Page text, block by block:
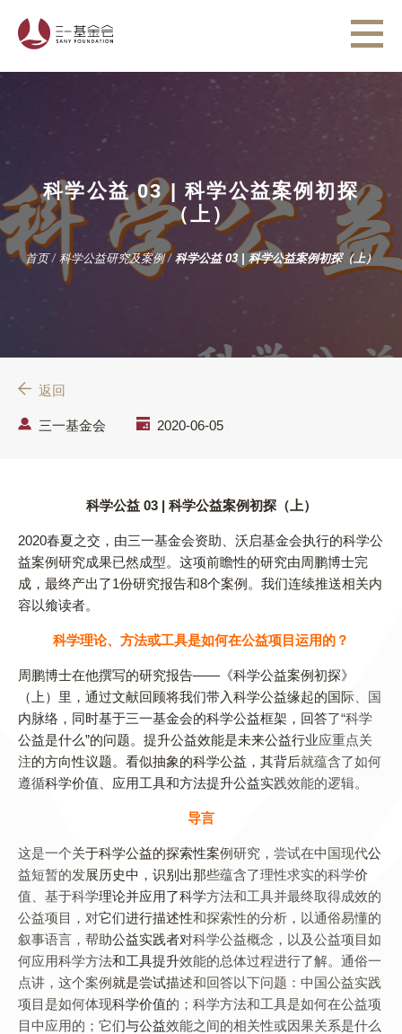
科学公益 03 | 科学公益案例初探
（上）
首页/ 科学公益研究及案例/科学公益 03 | 科学公益案例初探（上）
返回
三一基金会 2020-06-05
科学公益 03 | 科学公益案例初探（上）
2020春夏之交，由三一基金会资助、沃启基金会执行的科学公
益案例研究成果已然成型。这项前瞻性的研究由周鹏博士完
成，最终产出了1份研究报告和8个案例。我们连续推送相关内
容以飨读者。
科学理论、方法或工具是如何在公益项目运用的？
周鹏博士在他撰写的研究报告——《科学公益案例初探》
（上）里，通过文献回顾将我们带入科学公益缘起的国际、国
内脉络，同时基于三一基金会的科学公益框架，回答了“科学
公益是什么”的问题。提升公益效能是未来公益行业应重点关
注的方向性议题。看似抽象的科学公益，其背后就蕴含了如何
遵循科学价值、应用工具和方法提升公益实践效能的逻辑。
导言
这是一个关于科学公益的探索性案例研究，尝试在中国现代公
益短暂的发展历史中，识别出那些蕴含了理性求实的科学价
值、基于科学理论并应用了科学方法和工具并最终取得成效的
公益项目，对它们进行描述性和探索性的分析，以通俗易懂的
叙事语言，帮助公益实践者对科学公益概念，以及公益项目如
何应用科学方法和工具提升效能的总体过程进行了解。通俗一
点讲，这个案例就是尝试描述和回答以下问题：中国公益实践
项目是如何体现科学价值的；科学方法和工具是如何在公益项
目中应用的；它们与公益效能之间的相关性或因果关系是什么